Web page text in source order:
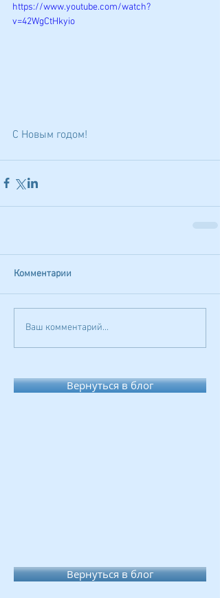
https://www.youtube.com/watch?
v=42WgCtHkyio
С Новым годом!
Комментарии
Ваш комментарий...
Вернуться в блог
Вернуться в блог